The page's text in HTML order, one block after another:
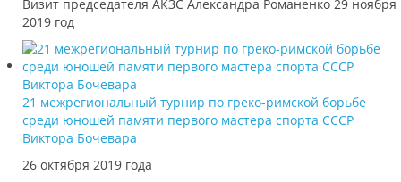
Визит председателя АКЗС Александра Романенко 29 ноября
2019 год
21 межрегиональный турнир по греко-римской борьбе
среди юношей памяти первого мастера спорта СССР
Виктора Бочевара
26 октября 2019 года